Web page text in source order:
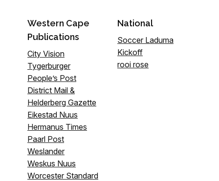
Western Cape
Publications
City Vision
Tygerburger
People’s Post
District Mail &
Helderberg Gazette
Eikestad Nuus
Hermanus Times
Paarl Post
Weslander
Weskus Nuus
Worcester Standard
National
Soccer Laduma
Kickoff
rooi rose